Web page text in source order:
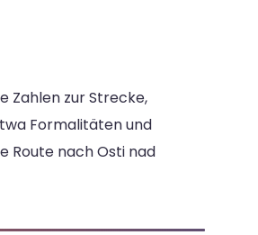
Zahlen zur Strecke,
Formalitäten und
Route nach Osti nad